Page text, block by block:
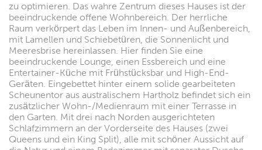
zu optimieren. Das wahre Zentrum dieses Hauses ist der
beeindruckende offene Wohnbereich. Der herrliche
Raum verkörpert das Leben im Innen- und Außenbereich,
mit Lamellen und Schiebetüren, die Sonnenlicht und
Meeresbrise hereinlassen. Hier finden Sie eine
beeindruckende Lounge, einen Essbereich und eine
Entertainer-Küche mit Frühstücksbar und High-End-
Geräten. Eingebettet hinter einem solide gearbeiteten
Scheunentor aus australischem Hartholz befindet sich ein
zusätzlicher Wohn-/Medienraum mit einer Terrasse in
den Garten. Mit drei nach Norden ausgerichteten
Schlafzimmern an der Vorderseite des Hauses (zwei
Queens und ein King Split), alle mit schöner Aussicht auf